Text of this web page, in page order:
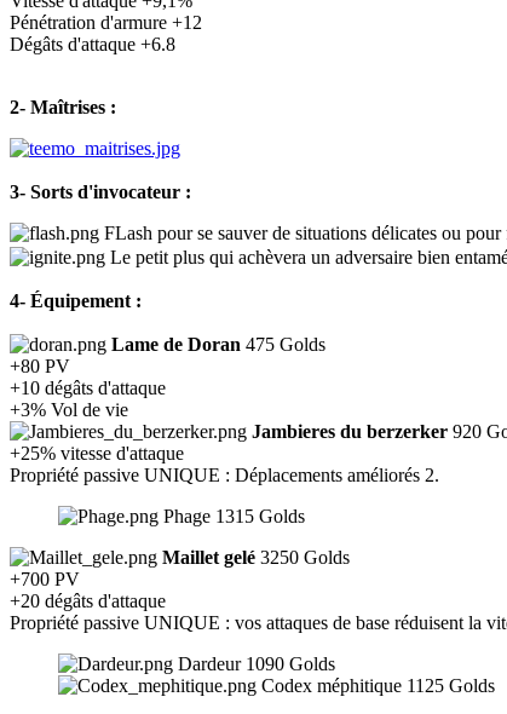
Pénétration d'armure +12
Dégâts d'attaque +6.8
2- Maîtrises :
3- Sorts d'invocateur :
FLash pour se sauver de situations délicates ou
Le petit plus qui achèvera un adversaire bien
4- Équipement :
Lame de Doran 475 Golds
+80 PV
+10 dégâts d'attaque
+3% Vol de vie
Jambieres du berzerker 920
+25% vitesse d'attaque
Propriété passive UNIQUE : Déplacements améliorés 2.
Phage 1315 Golds
Maillet gelé 3250 Golds
+700 PV
+20 dégâts d'attaque
Propriété passive UNIQUE : vos attaques de base réduisent la
Dardeur 1090 Golds
Codex méphitique 1125 Golds